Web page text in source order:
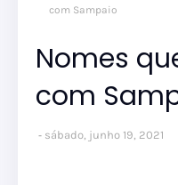
com Sampaio
Nomes
com
sábado, junho 19, 2021